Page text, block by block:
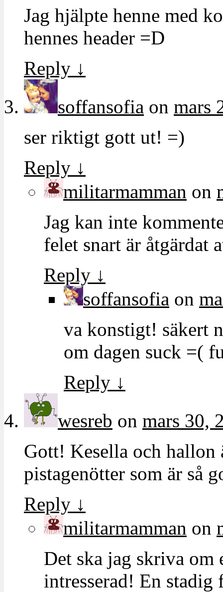
Jag hjälpte henne med
hennes header =D
Reply ↓
soffansofia on mars
ser riktigt gott ut! =)
Reply ↓
militarmamman on
Jag kan inte
felet snart är åtgärdat
Reply ↓
soffansofia on
va konstigt! säkert
om dagen suck =(
Reply ↓
wesreb on mars 30,
Gott! Kesella och hallon
pistagenötter som är så
Reply ↓
militarmamman on
Det ska jag skriva om
intresserad! En